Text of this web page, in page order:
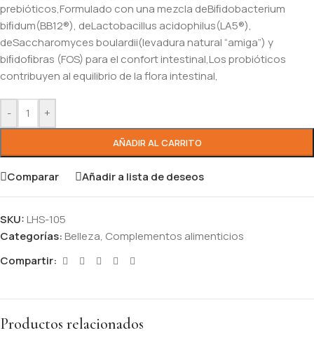
prebióticos,Formulado con una mezcla deBiﬁdobacterium
biﬁdum(BB12®), deLactobacillus acidophilus(LA5®),
deSaccharomyces boulardii(levadura natural “amiga”) y
biﬁdoﬁbras (FOS) para el confort intestinal,Los probióticos
contribuyen al equilibrio de la flora intestinal,
- +
AÑADIR AL CARRITO
Comparar Añadir a lista de deseos
SKU:LHS-105
Categorías:Belleza, Complementos alimenticios
Compartir:
Productos relacionados